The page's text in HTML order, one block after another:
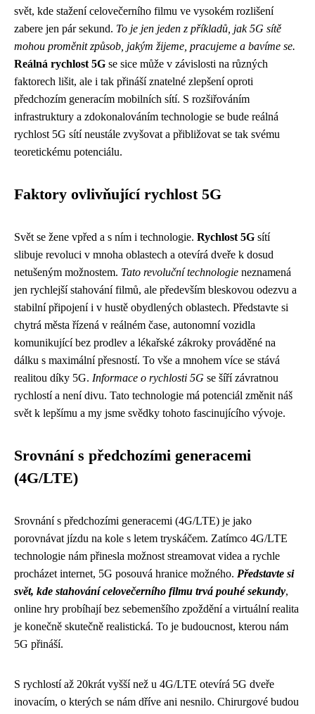
svět, kde stažení celovečerního filmu ve vysokém rozlišení
zabere jen pár sekund. To je jen jeden z příkladů, jak 5G sítě
mohou proměnit způsob, jakým žijeme, pracujeme a bavíme se.
Reálná rychlost 5G se sice může v závislosti na různých
faktorech lišit, ale i tak přináší znatelné zlepšení oproti
předchozím generacím mobilních sítí. S rozšiřováním
infrastruktury a zdokonalováním technologie se bude reálná
rychlost 5G sítí neustále zvyšovat a přibližovat se tak svému
teoretickému potenciálu.
Faktory ovlivňující rychlost 5G
Svět se žene vpřed a s ním i technologie. Rychlost 5G sítí
slibuje revoluci v mnoha oblastech a otevírá dveře k dosud
netušeným možnostem. Tato revoluční technologie neznamená
jen rychlejší stahování filmů, ale především bleskovou odezvu a
stabilní připojení i v hustě obydlených oblastech. Představte si
chytrá města řízená v reálném čase, autonomní vozidla
komunikující bez prodlev a lékařské zákroky prováděné na
dálku s maximální přesností. To vše a mnohem více se stává
realitou díky 5G. Informace o rychlosti 5G se šíří závratnou
rychlostí a není divu. Tato technologie má potenciál změnit náš
svět k lepšímu a my jsme svědky tohoto fascinujícího vývoje.
Srovnání s předchozími generacemi
(4G/LTE)
Srovnání s předchozími generacemi (4G/LTE) je jako
porovnávat jízdu na kole s letem tryskáčem. Zatímco 4G/LTE
technologie nám přinesla možnost streamovat videa a rychle
procházet internet, 5G posouvá hranice možného. Představte si
svět, kde stahování celovečerního filmu trvá pouhé sekundy,
online hry probíhají bez sebemenšího zpoždění a virtuální realita
je konečně skutečně realistická. To je budoucnost, kterou nám
5G přináší.
S rychlostí až 20krát vyšší než u 4G/LTE otevírá 5G dveře
inovacím, o kterých se nám dříve ani nesnilo. Chirurgové budou